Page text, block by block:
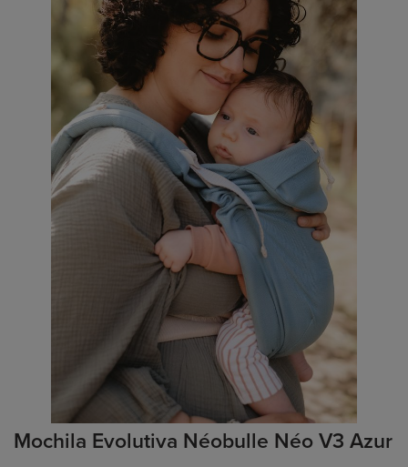
Mochila Evolutiva Néobulle Néo V3 Azur